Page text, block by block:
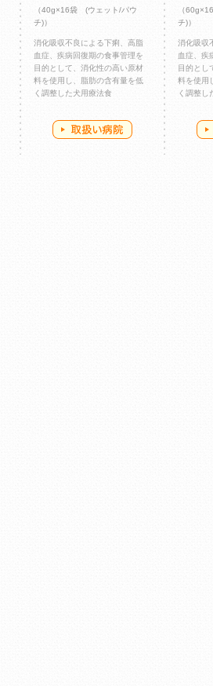
（40g×16袋 (ウェット/パウ
チ)）
消化吸収不良による下痢、高脂
血症、疾病回復期の食事管理を
目的として、消化性の高い原材
料を使用し、脂肪の含有量を低
く調整した犬用療法食
（
チ)）
消化吸収
血症、疾
目的とし
料を使用
く調整し